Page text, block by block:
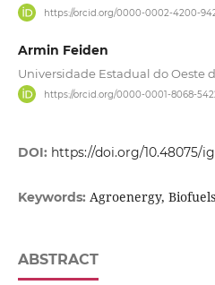
https://orcid.org/0000-0002-4200-
Armin Feiden
Universidade Estadual do Oeste
https://orcid.org/0000-0001-8068-
DOI: https://doi.org/10.48075/
Keywords: Agroenergy,
ABSTRACT